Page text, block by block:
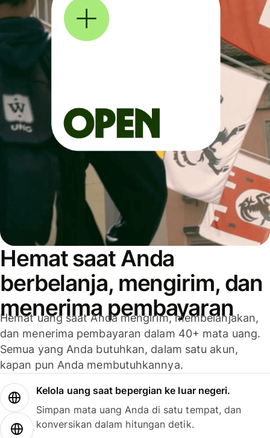
Hemat saat Anda
berbelanja, mengirim, dan
menerima pembayaran
Hemat uang saat Anda mengirim, membelanjakan,
dan menerima pembayaran dalam 40+ mata uang.
Semua yang Anda butuhkan, dalam satu akun,
kapan pun Anda membutuhkannya.
Kelola uang saat bepergian ke luar negeri.
Simpan mata uang Anda di satu tempat, dan
konversikan dalam hitungan detik.